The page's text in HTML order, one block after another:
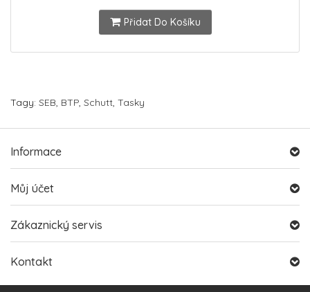
Přidat Do Košíku
Tagy: SEB, BTP, Schutt, Tasky
Informace
Můj účet
Zákaznický servis
Kontakt